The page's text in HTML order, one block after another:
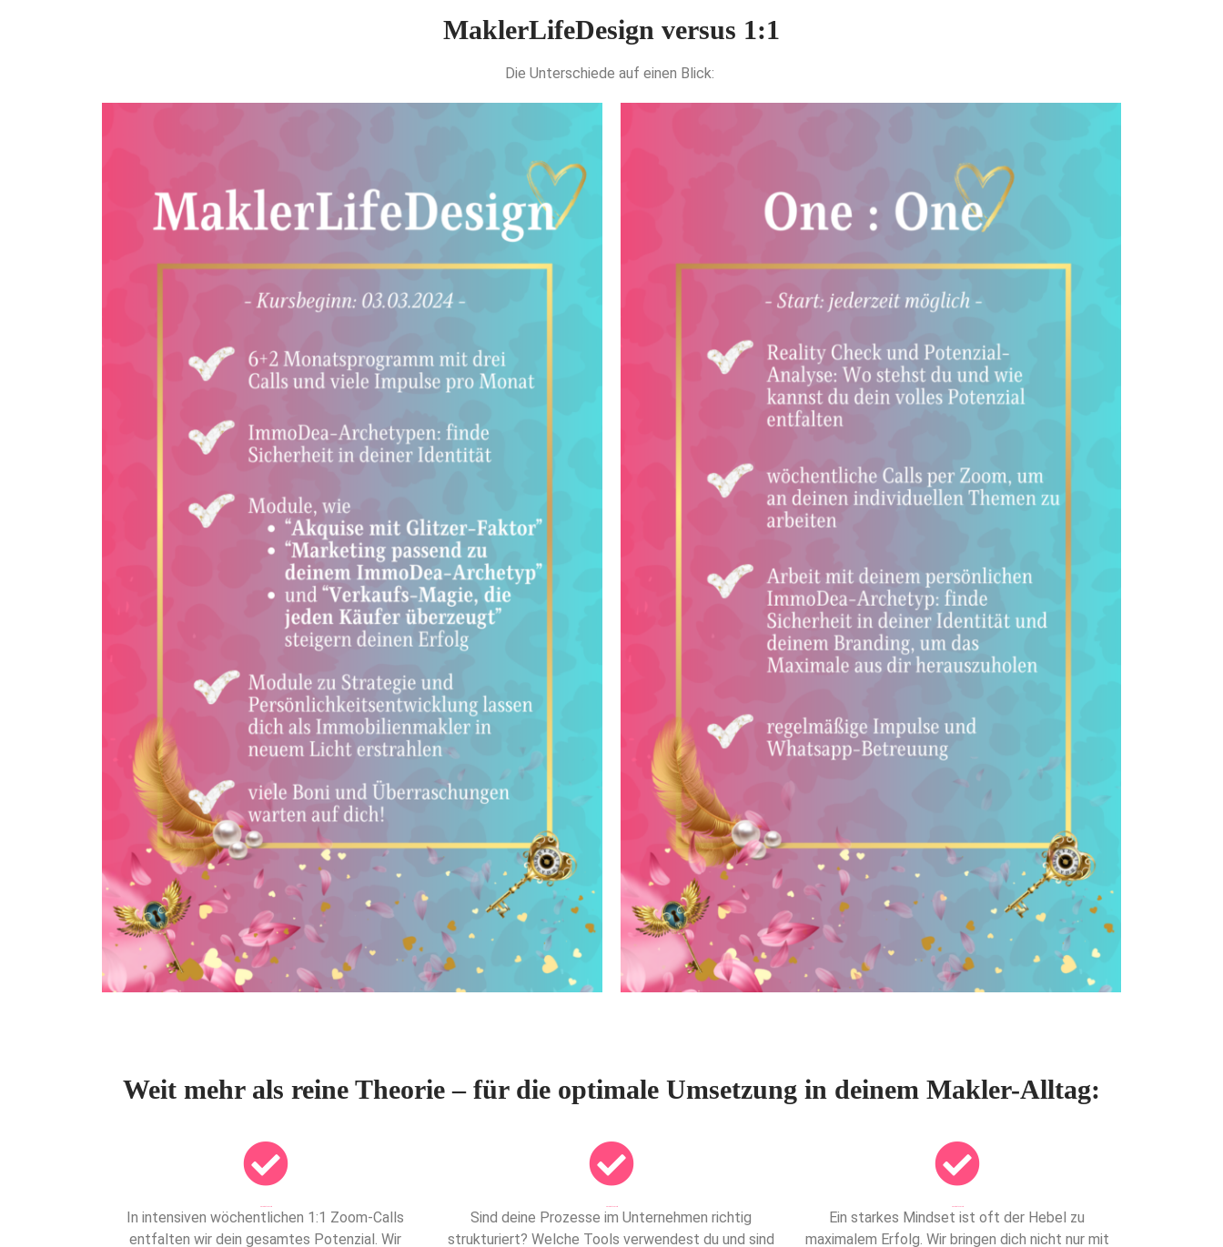
MaklerLifeDesign versus 1:1
Die Unterschiede auf einen Blick:
Weit mehr als reine Theorie – für die optimale Umsetzung in deinem Makler-Alltag:
In intensiven wöchentlichen 1:1 Zoom-Calls
entfalten wir dein gesamtes Potenzial. Wir
Sind deine Prozesse im Unternehmen richtig
strukturiert? Welche Tools verwendest du und sind
Ein starkes Mindset ist oft der Hebel zu
maximalem Erfolg. Wir bringen dich nicht nur mit